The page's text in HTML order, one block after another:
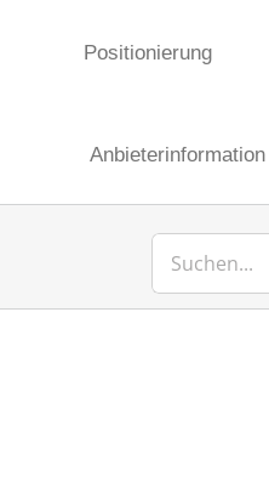
Positionierung
Anbieterinformation
Suche
nach: